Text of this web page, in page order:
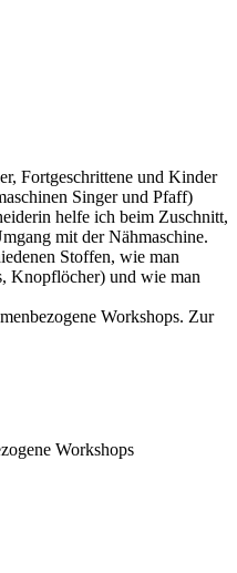
Fortgeschrittene und Kinder
Singer und Pfaff)
helfe ich beim Zuschnitt,
mit der Nähmaschine.
Stoffen, wie man
Knopflöcher) und wie man
Workshops. Zur
Workshops